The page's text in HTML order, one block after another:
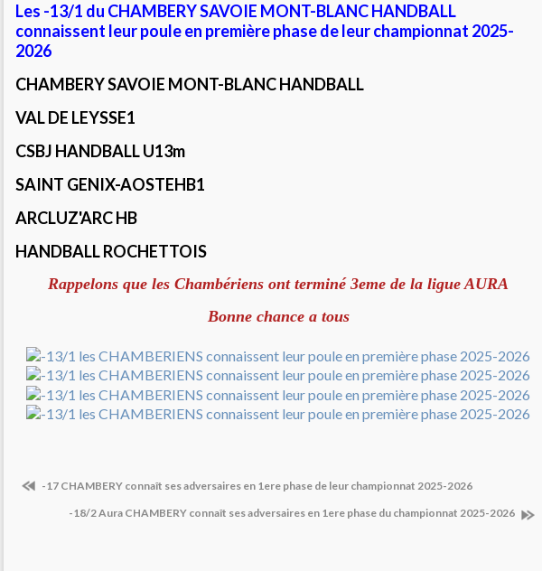
Les -13/1 du CHAMBERY SAVOIE MONT-BLANC HANDBALL
connaissent leur poule en première phase de leur championnat 2025-
2026
CHAMBERY SAVOIE MONT-BLANC HANDBALL
VAL DE LEYSSE1
CSBJ HANDBALL U13m
SAINT GENIX-AOSTEHB1
ARCLUZ'ARC HB
HANDBALL ROCHETTOIS
Rappelons que les Chambériens ont terminé 3eme de la ligue AURA
Bonne chance a tous
-17 CHAMBERY connaît ses adversaires en 1ere phase de leur championnat 2025-2026
-18/2 Aura CHAMBERY connaît ses adversaires en 1ere phase du championnat 2025-2026